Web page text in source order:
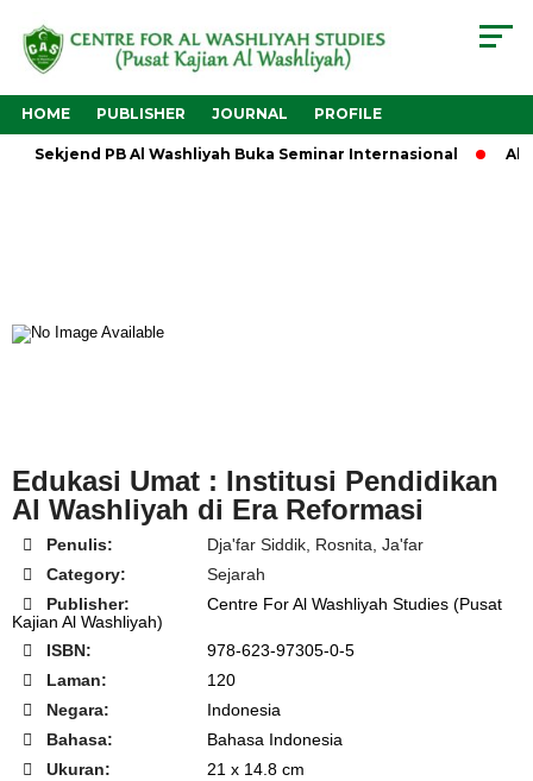
HOME PUBLISHER JOURNAL PROFILE
Sekjend PB Al Washliyah Buka Seminar Internasional Al
Edukasi Umat : Institusi Pendidikan
Al Washliyah di Era Reformasi
Penulis:
Dja'far Siddik, Rosnita, Ja'far
Category:
Sejarah
Publisher:
Centre For Al Washliyah Studies (Pusat
Kajian Al Washliyah)
ISBN:
978-623-97305-0-5
Laman:
120
Negara:
Indonesia
Bahasa:
Bahasa Indonesia
Ukuran:
21 x 14.8 cm